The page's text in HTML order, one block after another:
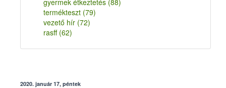
gyermek étkeztetés (88)
termékteszt (79)
vezető hír (72)
rasff (62)
2020. január 17, péntek